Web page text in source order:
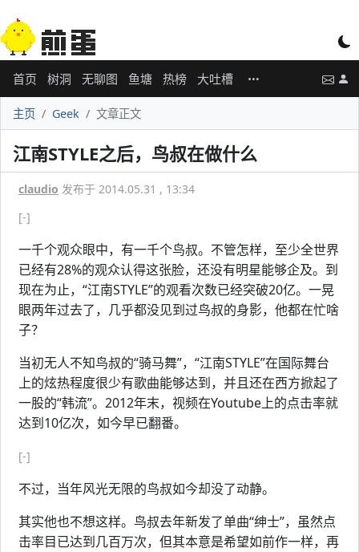
首页 树洞 无聊图 鱼塘 热榜 大吐槽
主页 Geek 文章正文
江南STYLE之后，鸟叔在做什么
claudio 发布于 2014.05.31 , 13:34
[-]
一千个观众眼中，有一千个鸟叔。不管怎样，至少全世界
已经有28%的观众认得这张脸，还没有明星能够企及。到
现在为止，“江南STYLE”的观看次数已经突破20亿。一晃
眼两年过去了，几乎都没见到过鸟叔的身影，他都在忙啥
子？
当初无人不知鸟叔的“骑马舞”，“江南STYLE”在国际舞台
上的炫热程度很少有歌曲能够达到，并且还在西方掀起了
一股的“韩流”。2012年末，视频在Youtube上的点击率就
达到10亿次，如今早已翻番。
[-]
不过，当年风光无限的鸟叔如今却没了动静。
其实他也不想这样。鸟叔去年新发了单曲“绅士”，虽然点
击率目已达到几百万次，但其本意是希望如前作一样，再